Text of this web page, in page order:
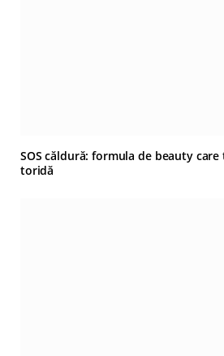
SOS căldură: formula de beauty
toridă